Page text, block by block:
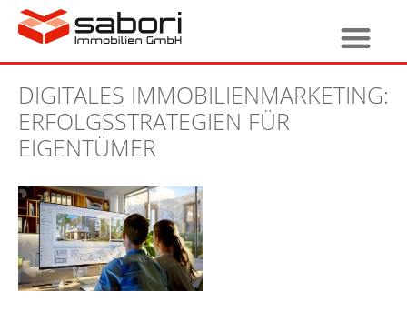
DIGITALES IMMOBILIENMARKETING:
ERFOLGSSTRATEGIEN FÜR
EIGENTÜMER